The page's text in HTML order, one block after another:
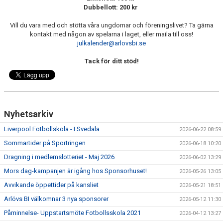
Dubbellott: 200 kr
Vill du vara med och stötta våra ungdomar och föreningslivet? Ta gärna
kontakt med någon av spelarna i laget, eller maila till oss!
julkalender@arlovsbi.se
Tack för ditt stöd!
Nyhetsarkiv
Liverpool Fotbollskola - I Svedala 2026-06-22 08:59
Sommartider på Sportringen 2026-06-18 10:20
Dragning i medlemslotteriet - Maj 2026 2026-06-02 13:29
Mors dag-kampanjen är igång hos Sponsorhuset! 2026-05-26 13:05
Avvikande öppettider på kansliet 2026-05-21 18:51
Arlövs BI välkomnar 3 nya sponsorer 2026-05-12 11:30
Påminnelse- Uppstartsmöte Fotbollsskola 2021 2026-04-12 13:27